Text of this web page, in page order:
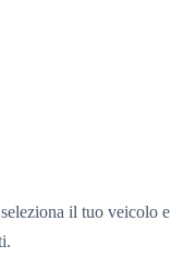
il tuo veicolo e